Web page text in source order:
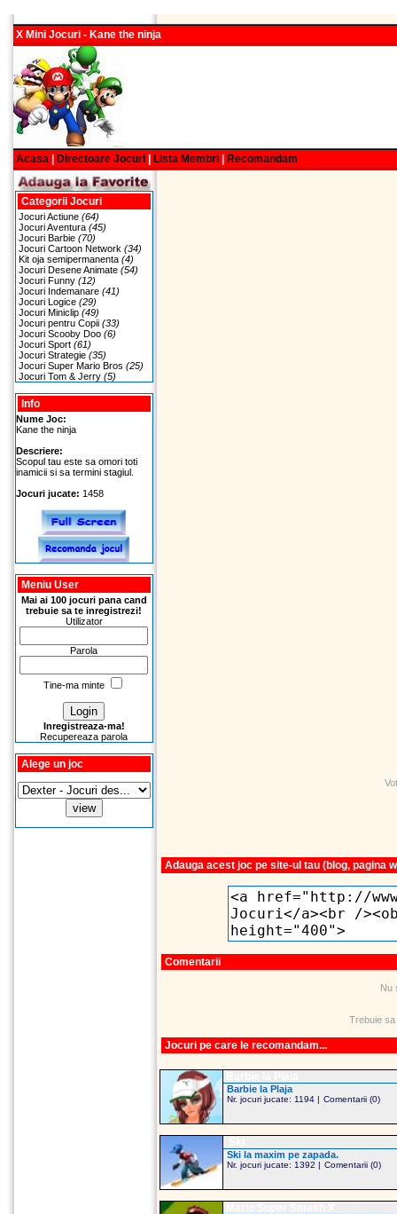
X Mini Jocuri - Kane the ninja
Acasa Directoare Jocuri Lista Membri Recomandam
Categorii Jocuri
Jocuri Actiune (64)
Jocuri Aventura (45)
Jocuri Barbie (70)
Jocuri Cartoon Network (34)
Kit oja semipermanenta (4)
Jocuri Desene Animate (54)
Jocuri Funny (12)
Jocuri Indemanare (41)
Jocuri Logice (29)
Jocuri Miniclip (49)
Jocuri pentru Copii (33)
Jocuri Scooby Doo (6)
Jocuri Sport (61)
Jocuri Strategie (35)
Jocuri Super Mario Bros (25)
Jocuri Tom & Jerry (5)
Info
Nume Joc:
Kane the ninja
Descriere:
Scopul tau este sa omori toti
inamicii si sa termini stagiul.
Jocuri jucate: 1458
Meniu User
Mai ai 100 jocuri pana cand
trebuie sa te inregistrezi!
Utilizator
Parola
Tine-ma minte
Inregistreaza-ma!
Recupereaza parola
Alege un joc
Adauga acest joc pe site-ul tau (blog, pagina
Comentarii
Nu
Trebuie
Jocuri pe care le recomandam...
Barbie la Plaja
Nr. jocuri jucate: 1194 | Comentarii (0)
Ski la maxim pe zapada.
Nr. jocuri jucate: 1392 | Comentarii (0)